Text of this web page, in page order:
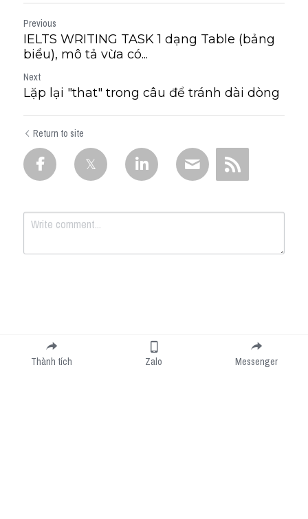
Previous
IELTS WRITING TASK 1 dạng Table (bảng
biểu), mô tả vừa có...
Next
Lặp lại "that" trong câu để tránh dài dòng
Return to site
Submit
Thành tích Zalo Messenger